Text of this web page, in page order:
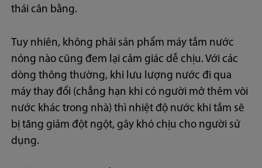
thái cân bằng.
Tuy nhiên, không phải sản phẩm máy tắm nước
nóng nào cũng đem lại cảm giác dễ chịu. Với các
dòng thông thường, khi lưu lượng nước đi qua
máy thay đổi (chẳng hạn khi có người mở thêm vòi
nước khác trong nhà) thì nhiệt độ nước khi tắm sẽ
bị tăng giảm đột ngột, gây khó chịu cho người sử
dụng.